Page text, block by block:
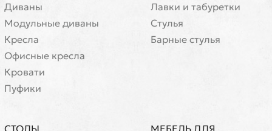
Диваны
Модульные диваны
Кресла
Офисные кресла
Кровати
Пуфики
Лавки и табуретки
Стулья
Барные стулья